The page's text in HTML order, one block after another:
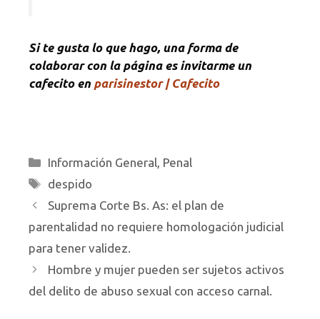
Si te gusta lo que hago, una forma de
colaborar con la página es invitarme un
cafecito en parisinestor | Cafecito
Categorías
Información General, Penal
Etiquetas
despido
Suprema Corte Bs. As: el plan de
parentalidad no requiere homologación judicial
para tener validez.
Hombre y mujer pueden ser sujetos activos
del delito de abuso sexual con acceso carnal.